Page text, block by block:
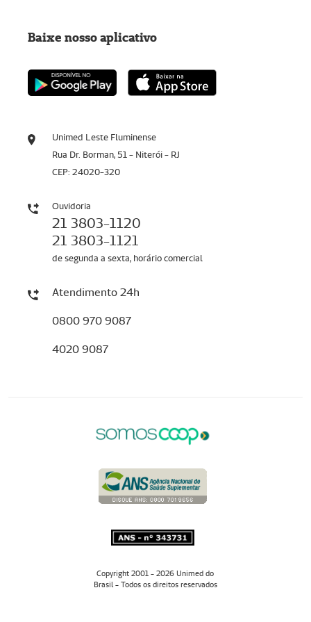
Unimed Leste Fluminense
Rua Dr. Borman, 51 - Niterói - RJ
CEP: 24020-320
Ouvidoria
21 3803-1120
21 3803-1121
de segunda a sexta, horário comercial
Atendimento 24h
0800 970 9087
4020 9087
Baixe nosso aplicativo
Copyright 2001 - 2026 Unimed do
Brasil - Todos os direitos reservados